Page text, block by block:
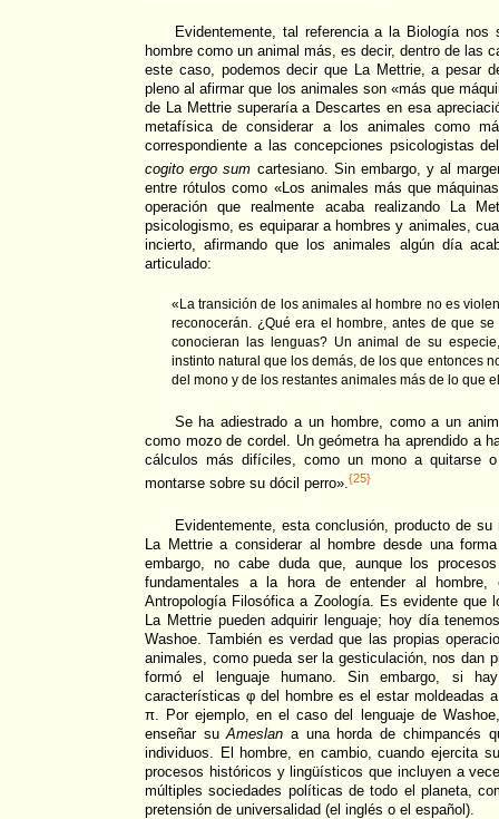
Evidentemente, tal referencia a la Biología
hombre como un animal más, es decir, dentro de las
este caso, podemos decir que La Mettrie, a pesar
pleno al afirmar que los animales son «más que
de La Mettrie superaría a Descartes en esa
metafísica de considerar a los animales como
correspondiente a las concepciones psicologistas del
cogito ergo sum cartesiano. Sin embargo, y al
entre rótulos como «Los animales más que
operación que realmente acaba realizando La
psicologismo, es equiparar a hombres y animales,
incierto, afirmando que los animales algún día
articulado:
«La transición de los animales al hombre no es
reconocerán. ¿Qué era el hombre, antes de que
conocieran las lenguas? Un animal de su
instinto natural que los demás, de los que entonces
del mono y de los restantes animales más de lo que
Se ha adiestrado a un hombre, como a un
como mozo de cordel. Un geómetra ha aprendido a
cálculos más difíciles, como un mono a quitarse
montarse sobre su dócil perro».{25}
Evidentemente, esta conclusión, producto de
La Mettrie a considerar al hombre desde una
embargo, no cabe duda que, aunque los
fundamentales a la hora de entender al
Antropología Filosófica a Zoología. Es evidente que
La Mettrie pueden adquirir lenguaje; hoy día
Washoe. También es verdad que las propias
animales, como pueda ser la gesticulación, nos dan
formó el lenguaje humano. Sin embargo, si
características φ del hombre es el estar moldeadas
π. Por ejemplo, en el caso del lenguaje de
enseñar suAmeslan a una horda de chimpancés
individuos. El hombre, en cambio, cuando ejercita
procesos históricos y lingüísticos que incluyen a
múltiples sociedades políticas de todo el planeta,
pretensión de universalidad (el inglés o el español).